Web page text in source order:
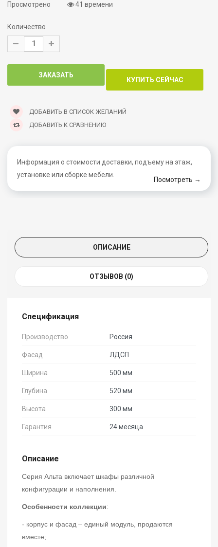
Просмотрено
41 времени
Количество
ДОБАВИТЬ В СПИСОК ЖЕЛАНИЙ
ДОБАВИТЬ К СРАВНЕНИЮ
Информация о стоимости доставки, подъему на этаж,
установке или сборке мебели.
Посмотреть →
ОПИСАНИЕ
ОТЗЫВОВ (0)
Спецификация
Производство Россия
Фасад ЛДСП
Ширина 500 мм.
Глубина 520 мм.
Высота 300 мм.
Гарантия 24 месяца
Описание
Серия Альта включает шкафы различной
конфигурации и наполнения.
Особенности коллекции:
- корпус и фасад – единый модуль, продаются
вместе;